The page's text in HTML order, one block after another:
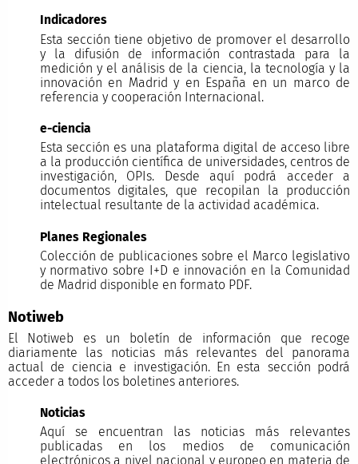
Indicadores
Esta sección tiene objetivo de promover el desarrollo
y la difusión de información contrastada para la
medición y el análisis de la ciencia, la tecnología y la
innovación en Madrid y en España en un marco de
referencia y cooperación Internacional.
e-ciencia
Esta sección es una plataforma digital de acceso libre
a la producción científica de universidades, centros de
investigación, OPIs. Desde aquí podrá acceder a
documentos digitales, que recopilan la producción
intelectual resultante de la actividad académica.
Planes Regionales
Colección de publicaciones sobre el Marco legislativo
y normativo sobre I+D e innovación en la Comunidad
de Madrid disponible en formato PDF.
Notiweb
El Notiweb es un boletín de información que recoge
diariamente las noticias más relevantes del panorama
actual de ciencia e investigación. En esta sección podrá
acceder a todos los boletines anteriores.
Noticias
Aquí se encuentran las noticias más relevantes
publicadas en los medios de comunicación
electrónicos a nivel nacional y europeo en materia de